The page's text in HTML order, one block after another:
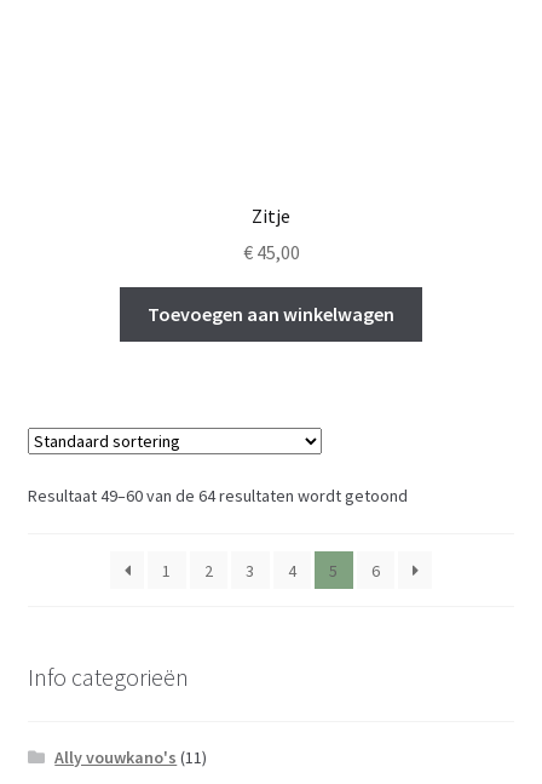
Zitje
€45,00
Toevoegen aan winkelwagen
Resultaat 49–60 van de 64 resultaten wordt getoond
1 2 3 4 5 6
Info categorieën
Ally vouwkano's (11)